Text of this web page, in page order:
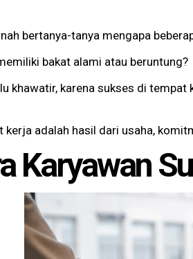
bertanya-tanya mengapa
bakat alami atau beruntung?
khawatir, karena sukses di
kerja adalah hasil dari usaha,
Karyawan